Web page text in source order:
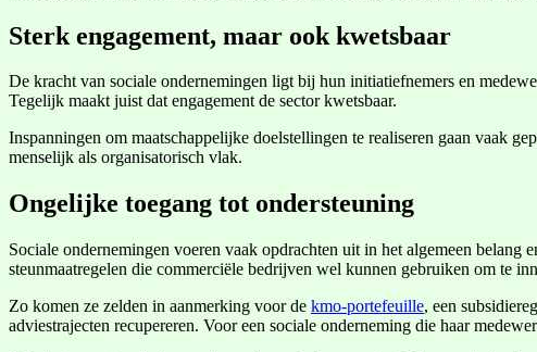
Sterk engagement, maar ook kwetsbaar
De kracht van sociale ondernemingen ligt bij hun initiatiefnemers en
Tegelijk maakt juist dat engagement de sector kwetsbaar.
Inspanningen om maatschappelijke doelstellingen te realiseren gaan vaak
menselijk als organisatorisch vlak.
Ongelijke toegang tot ondersteuning
Sociale ondernemingen voeren vaak opdrachten uit in het algemeen
steunmaatregelen die commerciële bedrijven wel kunnen gebruiken om te
Zo komen ze zelden in aanmerking voor de kmo-portefeuille, een
adviestrajecten recupereren. Voor een sociale onderneming die haar